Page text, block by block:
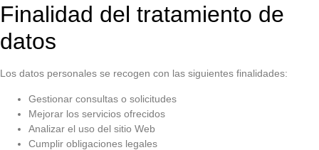
Finalidad del tratamiento de
datos
Los datos personales se recogen con las siguientes finalidades:
Gestionar consultas o solicitudes
Mejorar los servicios ofrecidos
Analizar el uso del sitio Web
Cumplir obligaciones legales